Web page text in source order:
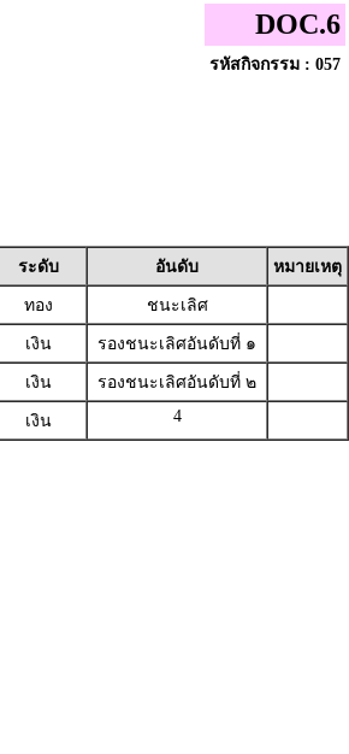
DOC.6
รหัสกิจกรรม : 057
ระดับ อันดับ
หมายเหตุ
ทอง
ชนะเลิศ
เงิน
รองชนะเลิศอันดับที่ ๑
เงิน
รองชนะเลิศอันดับที่ ๒
เงิน 4